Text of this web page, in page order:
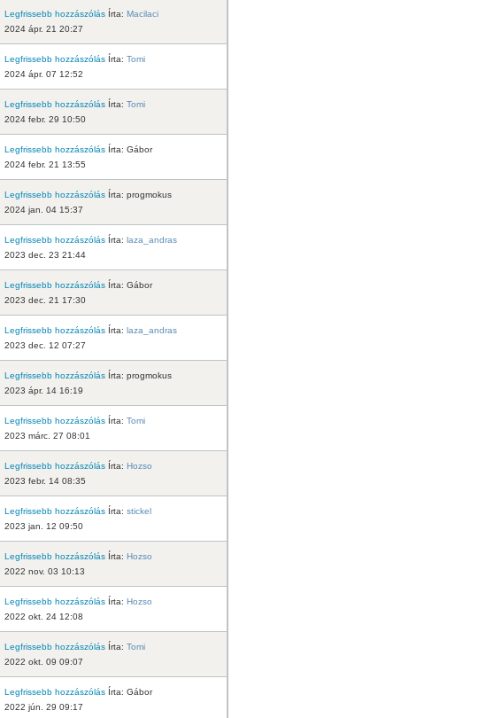
Legfrissebb hozzászólás Írta: Macilaci
2024 ápr. 21 20:27
Legfrissebb hozzászólás Írta: Tomi
2024 ápr. 07 12:52
Legfrissebb hozzászólás Írta: Tomi
2024 febr. 29 10:50
Legfrissebb hozzászólás Írta: Gábor
2024 febr. 21 13:55
Legfrissebb hozzászólás Írta: progmokus
2024 jan. 04 15:37
Legfrissebb hozzászólás Írta: laza_andras
2023 dec. 23 21:44
Legfrissebb hozzászólás Írta: Gábor
2023 dec. 21 17:30
Legfrissebb hozzászólás Írta: laza_andras
2023 dec. 12 07:27
Legfrissebb hozzászólás Írta: progmokus
2023 ápr. 14 16:19
Legfrissebb hozzászólás Írta: Tomi
2023 márc. 27 08:01
Legfrissebb hozzászólás Írta: Hozso
2023 febr. 14 08:35
Legfrissebb hozzászólás Írta: stickel
2023 jan. 12 09:50
Legfrissebb hozzászólás Írta: Hozso
2022 nov. 03 10:13
Legfrissebb hozzászólás Írta: Hozso
2022 okt. 24 12:08
Legfrissebb hozzászólás Írta: Tomi
2022 okt. 09 09:07
Legfrissebb hozzászólás Írta: Gábor
2022 jún. 29 09:17